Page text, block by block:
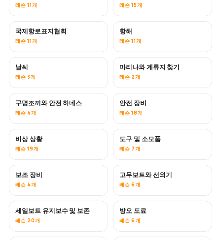
레슨 11개 레슨 15개
국제항로표지협회
레슨 11개
항해
레슨 11개
날씨
레슨 3개
마리나와 계류지 찾기
레슨 2개
구명조끼와 안전 하네스
레슨 4개
안전 장비
레슨 18개
비상 상황
레슨 19개
도구 및 소모품
레슨 7개
보조 장비
레슨 4개
고무보트와 선외기
레슨 6개
세일보트 유지보수 및 보존
레슨 20개
곧 공개
방오 도료
레슨 6개